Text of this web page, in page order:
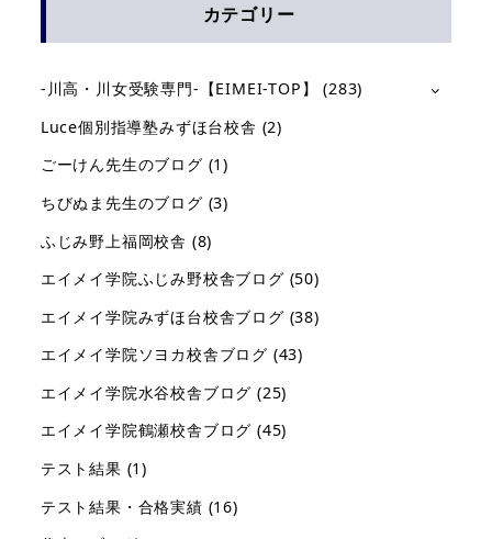
カテゴリー
-川高・川女受験専門-【EIMEI-TOP】
(283)
Luce個別指導塾みずほ台校舎 (2)
ごーけん先生のブログ (1)
ちびぬま先生のブログ (3)
ふじみ野上福岡校舎 (8)
エイメイ学院ふじみ野校舎ブログ (50)
エイメイ学院みずほ台校舎ブログ (38)
エイメイ学院ソヨカ校舎ブログ (43)
エイメイ学院水谷校舎ブログ (25)
エイメイ学院鶴瀬校舎ブログ (45)
テスト結果 (1)
テスト結果・合格実績 (16)